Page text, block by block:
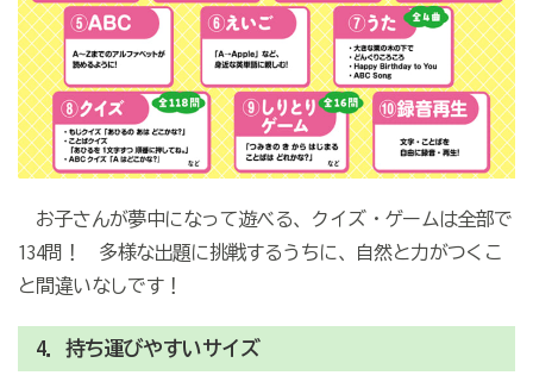
お子さんが夢中になって遊べる、クイズ・ゲームは全部で
134問！ 多様な出題に挑戦するうちに、自然と力がつくこ
と間違いなしです！
4．持ち運びやすいサイズ